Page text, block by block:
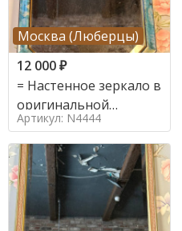
Москва (Люберцы)
12 000₽
= Настенное зеркало в
оригинальной
деревянной раме в
стиле
Артикул: N4444